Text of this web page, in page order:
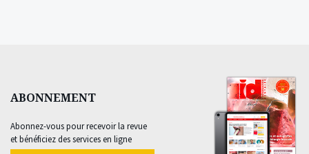
ABONNEMENT
Abonnez-vous pour recevoir la revue
et bénéficiez des services en ligne